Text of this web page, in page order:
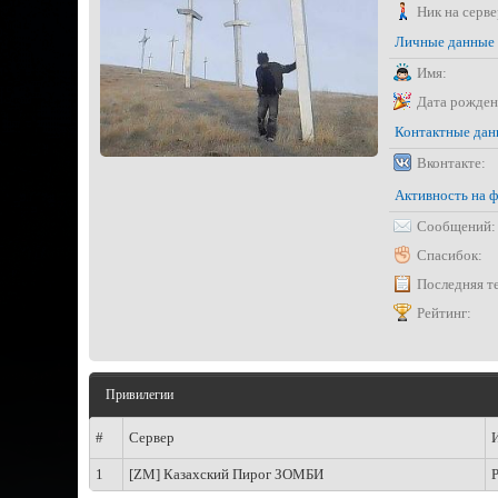
Ник на
Личные данные
Имя:
Дата
Контактные
Вконтакте:
Активность на
Сообщений:
Спасибок:
Последняя
Рейтинг:
Привилегии
# Сервер
1 [ZM] Казахский Пирог ЗОМБИ